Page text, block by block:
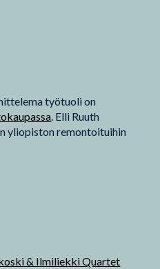
työtuoli on
. Elli Ruuth
yliopiston remontoituihin
& Ilmiliekki Quartet